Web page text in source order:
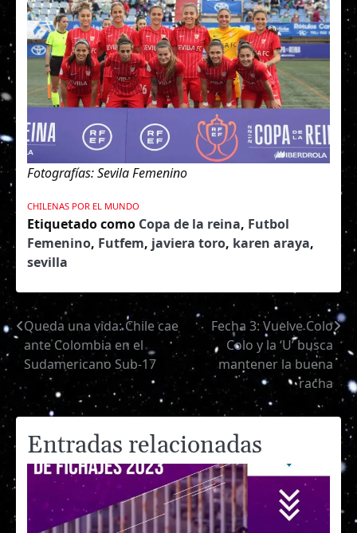
Fotografías: Sevila Femenino
CHILENAS POR EL MUNDO
Etiquetado como Copa de la reina, Futbol
Femenino, Futfem, javiera toro, karen araya,
sevilla
Navegación
de
entradas
Queda una vida: Chile cae
ante Colombia en el
Sudamericano Sub-17
Fecha 3: Vuelve Colo
Colo y la ‘U’ busca
mantener la buena
racha
Entradas relacionadas